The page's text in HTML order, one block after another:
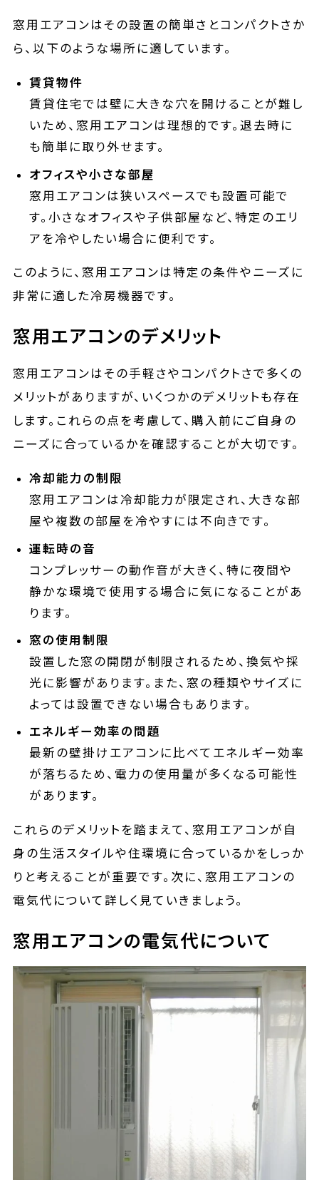
窓用エアコンはその設置の簡単さとコンパクトさか
ら、以下のような場所に適しています。
賃貸物件
賃貸住宅では壁に大きな穴を開けることが難し
いため、窓用エアコンは理想的です。退去時に
も簡単に取り外せます。
オフィスや小さな部屋
窓用エアコンは狭いスペースでも設置可能で
す。小さなオフィスや子供部屋など、特定のエリ
アを冷やしたい場合に便利です。
このように、窓用エアコンは特定の条件やニーズに
非常に適した冷房機器です。
窓用エアコンのデメリット
窓用エアコンはその手軽さやコンパクトさで多くの
メリットがありますが、いくつかのデメリットも存在
します。これらの点を考慮して、購入前にご自身の
ニーズに合っているかを確認することが大切です。
冷却能力の制限
窓用エアコンは冷却能力が限定され、大きな部
屋や複数の部屋を冷やすには不向きです。
運転時の音
コンプレッサーの動作音が大きく、特に夜間や
静かな環境で使用する場合に気になることがあ
ります。
窓の使用制限
設置した窓の開閉が制限されるため、換気や採
光に影響があります。また、窓の種類やサイズに
よっては設置できない場合もあります。
エネルギー効率の問題
最新の壁掛けエアコンに比べてエネルギー効率
が落ちるため、電力の使用量が多くなる可能性
があります。
これらのデメリットを踏まえて、窓用エアコンが自
身の生活スタイルや住環境に合っているかをしっか
りと考えることが重要です。次に、窓用エアコンの
電気代について詳しく見ていきましょう。
窓用エアコンの電気代について